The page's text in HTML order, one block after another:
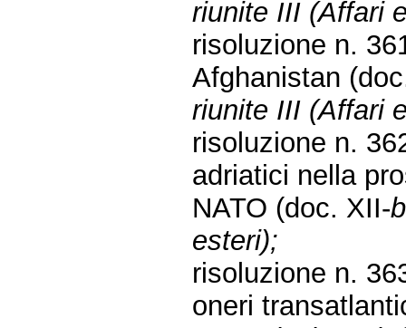
riunite III (Affari
risoluzione n.
Afghanistan
riunite III (Affari
risoluzione n.
adriatici nella
NATO (doc. XII-
esteri);
risoluzione n.
oneri